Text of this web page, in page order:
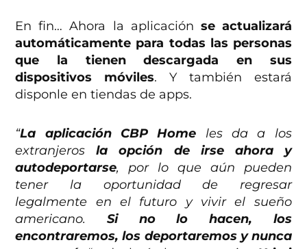
En fin… Ahora la aplicación se actualizará
automáticamente para todas las personas
que la tienen descargada en sus
dispositivos móviles. Y también estará
disponle en tiendas de apps.
“La aplicación CBP Home les da a los
extranjerosla opción de irse ahora y
autodeportarse, por lo que aún pueden
tener la oportunidad de regresar
legalmente en el futuro y vivir el sueño
americano.Si no lo hacen, los
encontraremos, los deportaremos y nunca